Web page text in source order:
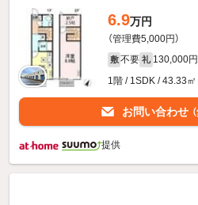
6.9万円
（管理費5,000円）
敷 不要 礼 130,000円
1階 / 1SDK / 43.33㎡
お問い合わせ
提供